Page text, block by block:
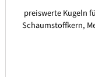
preiswerte Kugeln
Schaumstoffkern,